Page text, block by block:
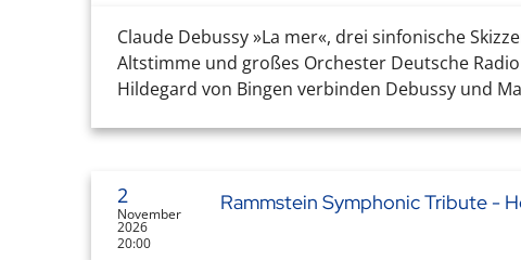
Claude Debussy »La mer«, drei sinfonische
Altstimme und großes Orchester Deutsche
Hildegard von Bingen verbinden Debussy und
2
November
2026
20:00
Rammstein Symphonic Tribute -